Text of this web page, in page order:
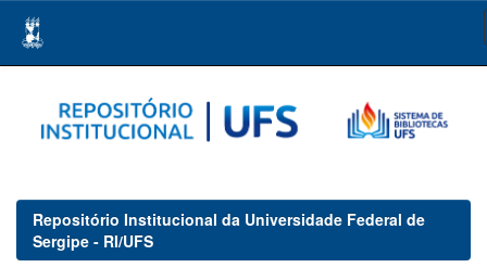
navigation
Repositório Institucional da Universidade Federal de
Sergipe - RI/UFS